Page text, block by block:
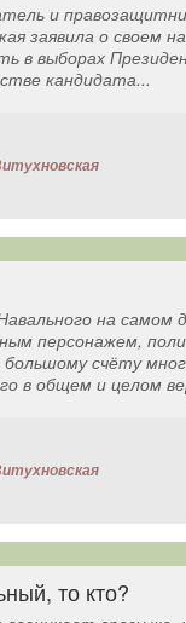
и
заявила о своем
в выборах
кандидата...
на самом
персонажем,
большому счёту
в общем и целом
то кто?